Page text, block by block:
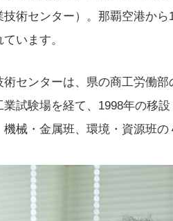
技術センター）。那覇空港か
います。
センターは、県の商工労働
試験場を経て、1998年の移
械・金属班、環境・資源班の